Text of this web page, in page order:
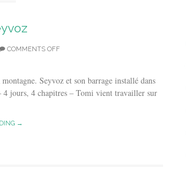
COMMENTS OFF
Seyvoz et son barrage installé dans
4 jours, 4 chapitres – Tomi vient travailler sur
→